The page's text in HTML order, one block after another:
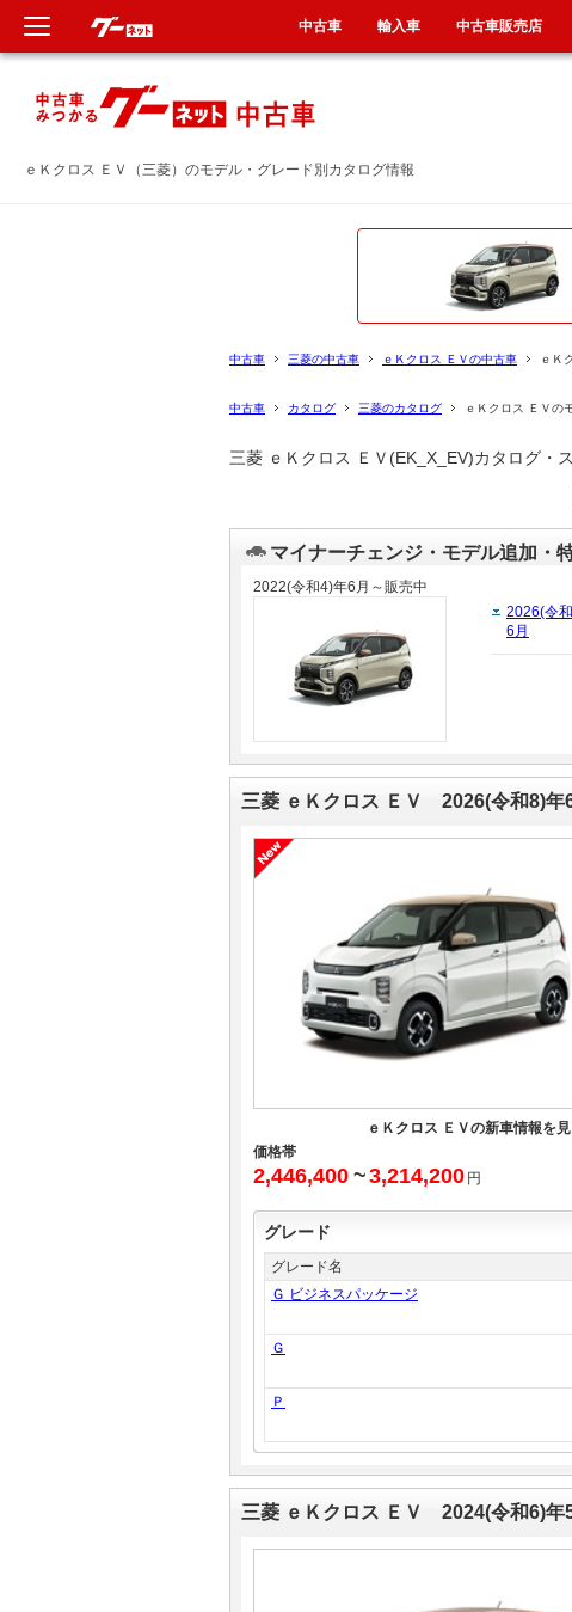
ｅＫクロス ＥＶ（三菱）のモデル・グレード別カタログ情報
中古車 三菱の中古車 ｅＫクロス ＥＶの中古車 ｅＫ
中古車 カタログ 三菱のカタログ ｅＫクロス ＥＶの
三菱 ｅＫクロス ＥＶ(EK_X_EV)カタログ・
マイナーチェンジ・モデル追加・
2022(令和4)年6月～販売中
2026(令
6月
三菱 ｅＫクロス ＥＶ 2026(令和8)年
ｅＫクロス ＥＶの新車情報を
価格帯
2,446,400 ~3,214,200 円
グレード
グレード名
Ｇ ビジネスパッケージ
Ｇ
Ｐ
三菱 ｅＫクロス ＥＶ 2024(令和6)年
新車
中古車
中古車 輸入車 中古車販売店
新車
中古車